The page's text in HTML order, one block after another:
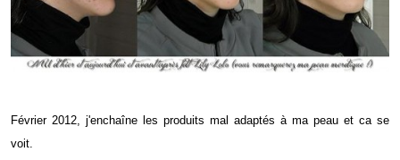
Février 2012, j'enchaîne les produits mal adaptés à ma peau et ca se
voit.